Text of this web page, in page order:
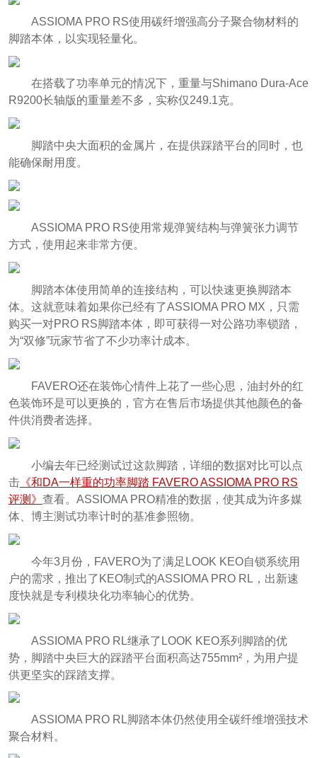
ASSIOMA PRO RS使用碳纤增强高分子聚合物材料的
脚踏本体，以实现轻量化。
在搭载了功率单元的情况下，重量与Shimano Dura-Ace
R9200长轴版的重量差不多，实称仅249.1克。
脚踏中央大面积的金属片，在提供踩踏平台的同时，也
能确保耐用度。
ASSIOMA PRO RS使用常规弹簧结构与弹簧张力调节
方式，使用起来非常方便。
脚踏本体使用简单的连接结构，可以快速更换脚踏本
体。这就意味着如果你已经有了ASSIOMA PRO MX，只需
购买一对PRO RS脚踏本体，即可获得一对公路功率锁踏，
为“双修”玩家节省了不少功率计成本。
FAVERO还在装饰心情件上花了一些心思，油封外的红
色装饰环是可以更换的，官方在售后市场提供其他颜色的备
件供消费者选择。
小编去年已经测试过这款脚踏，详细的数据对比可以点
击《和DA一样重的功率脚踏 FAVERO ASSIOMA PRO RS
评测》 查看。ASSIOMA PRO精准的数据，使其成为许多媒
体、博主测试功率计时的基准参照物。
今年3月份，FAVERO为了满足LOOK KEO自锁系统用
户的需求，推出了KEO制式的ASSIOMA PRO RL，出新速
度快就是专利模块化功率轴心的优势。
ASSIOMA PRO RL继承了LOOK KEO系列脚踏的优
势，脚踏中央巨大的踩踏平台面积高达755mm²，为用户提
供更坚实的踩踏支撑。
ASSIOMA PRO RL脚踏本体仍然使用全碳纤维增强技术
聚合材料。